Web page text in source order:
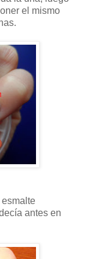
el mismo
antes en